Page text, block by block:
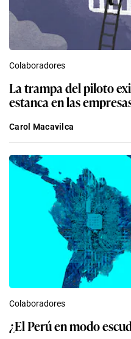
Colaboradores
La trampa del piloto
estanca en las
Carol Macavilca
Colaboradores
¿El Perú en modo